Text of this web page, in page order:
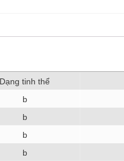
Dạng tinh thể
b
b
b
b